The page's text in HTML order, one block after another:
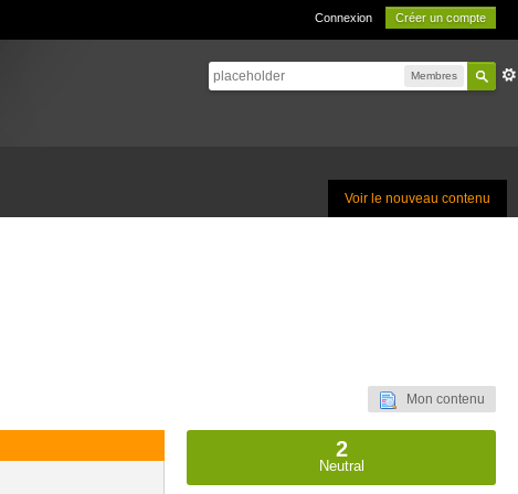
Connexion Créer un compte
Membres
Voir le nouveau contenu
Mon contenu
2
Neutral